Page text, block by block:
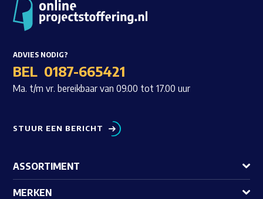
ADVIES NODIG?
BEL 0187-665421
Ma. t/m vr. bereikbaar van 09.00 tot 17.00 uur
STUUR EEN BERICHT
ASSORTIMENT
MERKEN